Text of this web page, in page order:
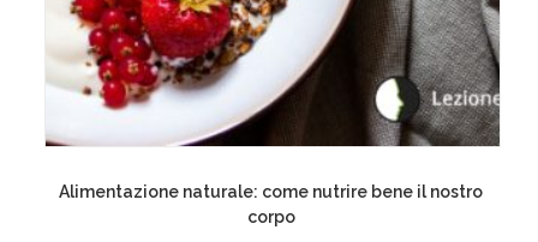
Alimentazione naturale: come nutrire bene il nostro
corpo